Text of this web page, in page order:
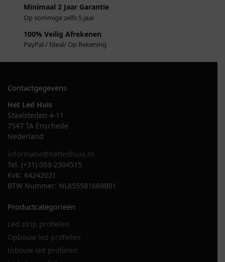
Minimaal 2 Jaar Garantie
Op sommige zelfs 5 jaar
100% Veilig Afrekenen
PayPal / Ideal/ Op Rekening
Contactgegevens
Het Led Huis
Staalsteden 4-11
7547 TA Enschede
Nederland
informatie@hetledhuis.nl
Tel. (+31) 053-2304515
KvK: 64242021
BTW Nummer: NL855581669B01
Productcategorieën
Led strip profielen
Opbouw led profielen
Inbouw led profielen